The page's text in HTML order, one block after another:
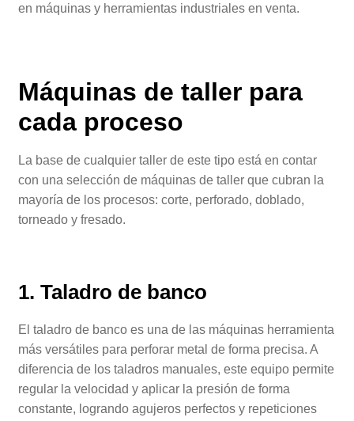
en máquinas y herramientas industriales en venta.
Máquinas de taller para
cada proceso
La base de cualquier taller de este tipo está en contar
con una selección de máquinas de taller que cubran la
mayoría de los procesos: corte, perforado, doblado,
torneado y fresado.
1. Taladro de banco
El taladro de banco es una de las máquinas herramienta
más versátiles para perforar metal de forma precisa. A
diferencia de los taladros manuales, este equipo permite
regular la velocidad y aplicar la presión de forma
constante, logrando agujeros perfectos y repeticiones